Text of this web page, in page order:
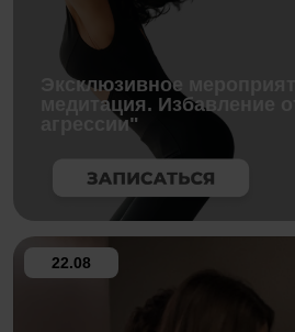
Эксклюзивное
медитация. Избавление
агрессии"
22.08